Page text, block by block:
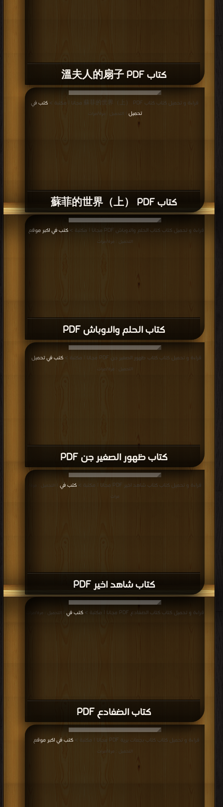
كتاب 溫夫人的扇子 PDF
كتاب 蘇菲的世界（上） PDF
قراءة و تحميل كتاب كتاب 蘇菲的世界（上） PDF مجانا | مكتبة >
كتب في
تحميل
| التحميل : مرة/مرات
كتاب الحلم والاوباش PDF
قراءة و تحميل كتاب كتاب الحلم والاوباش PDF مجانا | مكتبة > كتب في اكبر موقع
التحميل : مرة/مرات
كتاب ظهور الصغير جن PDF
قراءة و تحميل كتاب كتاب ظهور الصغير جن PDF مجانا | مكتبة > كتب في تحميل
التحميل : مرة/مرات
كتاب شاهد اخير PDF
قراءة و تحميل كتاب كتاب شاهد اخير PDF مجانا | مكتبة > كتب في | التحميل : مرة/
مرات
كتاب الضفادع PDF
قراءة و تحميل كتاب كتاب الضفادع PDF مجانا | مكتبة > كتب في | التحميل : مرة/مرات
قراءة و تحميل كتاب كتاب بجعات برية PDF مجانا | مكتبة > كتب في اكبر موقع
التحميل : مرة/مرات